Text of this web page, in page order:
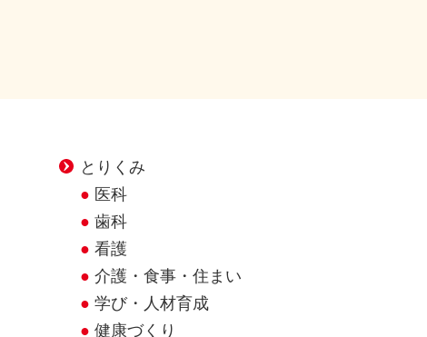
とりくみ
医科
歯科
看護
介護・食事・住まい
学び・人材育成
健康づくり